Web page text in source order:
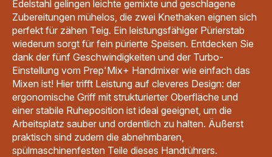
Edelstahl gelingen leichte gemixte und geschlagene
Zubereitungen mühelos, die zwei Knethaken eignen sich
perfekt für zähen Teig. Ein leistungsfähiger Pürierstab
wiederum sorgt für fein pürierte Speisen. Entdecken Sie
dank der fünf Geschwindigkeiten und der Turbo-
Einstellung vom Prep'Mix+ Handmixer wie einfach das
Mixen ist! Hier trifft Leistung auf cleveres Design: der
ergonomische Griff mit strukturierter Oberfläche und
einer stabile Ruheposition ist ideal geeignet, um die
Arbeitsplatz sauber und ordentlich zu halten. Äußerst
praktisch sind zudem die abnehmbaren,
spülmaschinenfesten Teile dieses Handrührers.